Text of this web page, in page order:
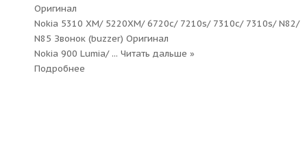
Оригинал
Nokia 5310 XM/ 5220XM/ 6720c/ 7210s/ 7310c/ 7310s/ N82/
N85 Звонок (buzzer) Оригинал
Nokia 900 Lumia/ ... Читать дальше »
Подробнее